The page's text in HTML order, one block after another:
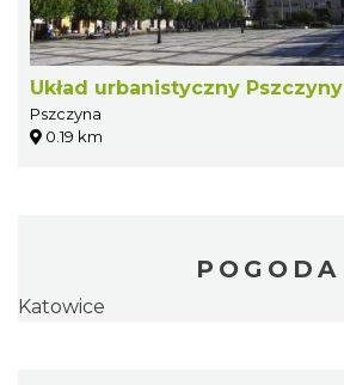
Układ urbanistyczny Pszczyny
Pszczyna
0.19 km
POGODA
Katowice